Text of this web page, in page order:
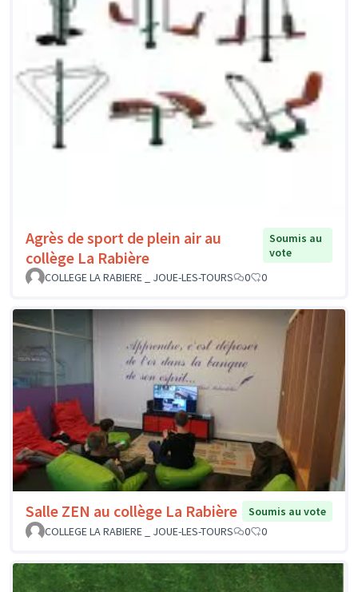
Agrès de sport de plein air au
collège La Rabière
Soumis au
vote
COLLEGE LA RABIERE _ JOUE-LES-TOURS
0 0
Salle ZEN au collège La Rabière
Soumis au vote
COLLEGE LA RABIERE _ JOUE-LES-TOURS
0 0